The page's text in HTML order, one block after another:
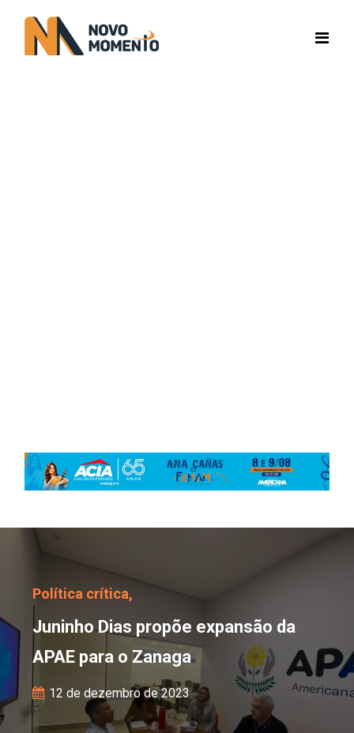
Juninho Dias propõe
Política crítica,
Juninho Dias propõe expansão da
APAE para o Zanaga
12 de dezembro de 2023